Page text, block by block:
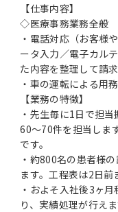
【仕事内容】
◇医療事務業務全般
・電話対応（お客様
ータ入力／電子カル
た内容を整理して請求
・車の運転による用
【業務の特徴】
・先生毎に1日で担
60～70件を担当しま
です。
・約800名の患者様
ます。工程表は2日前
・およそ入社後3ヶ
り、実績処理が行えま